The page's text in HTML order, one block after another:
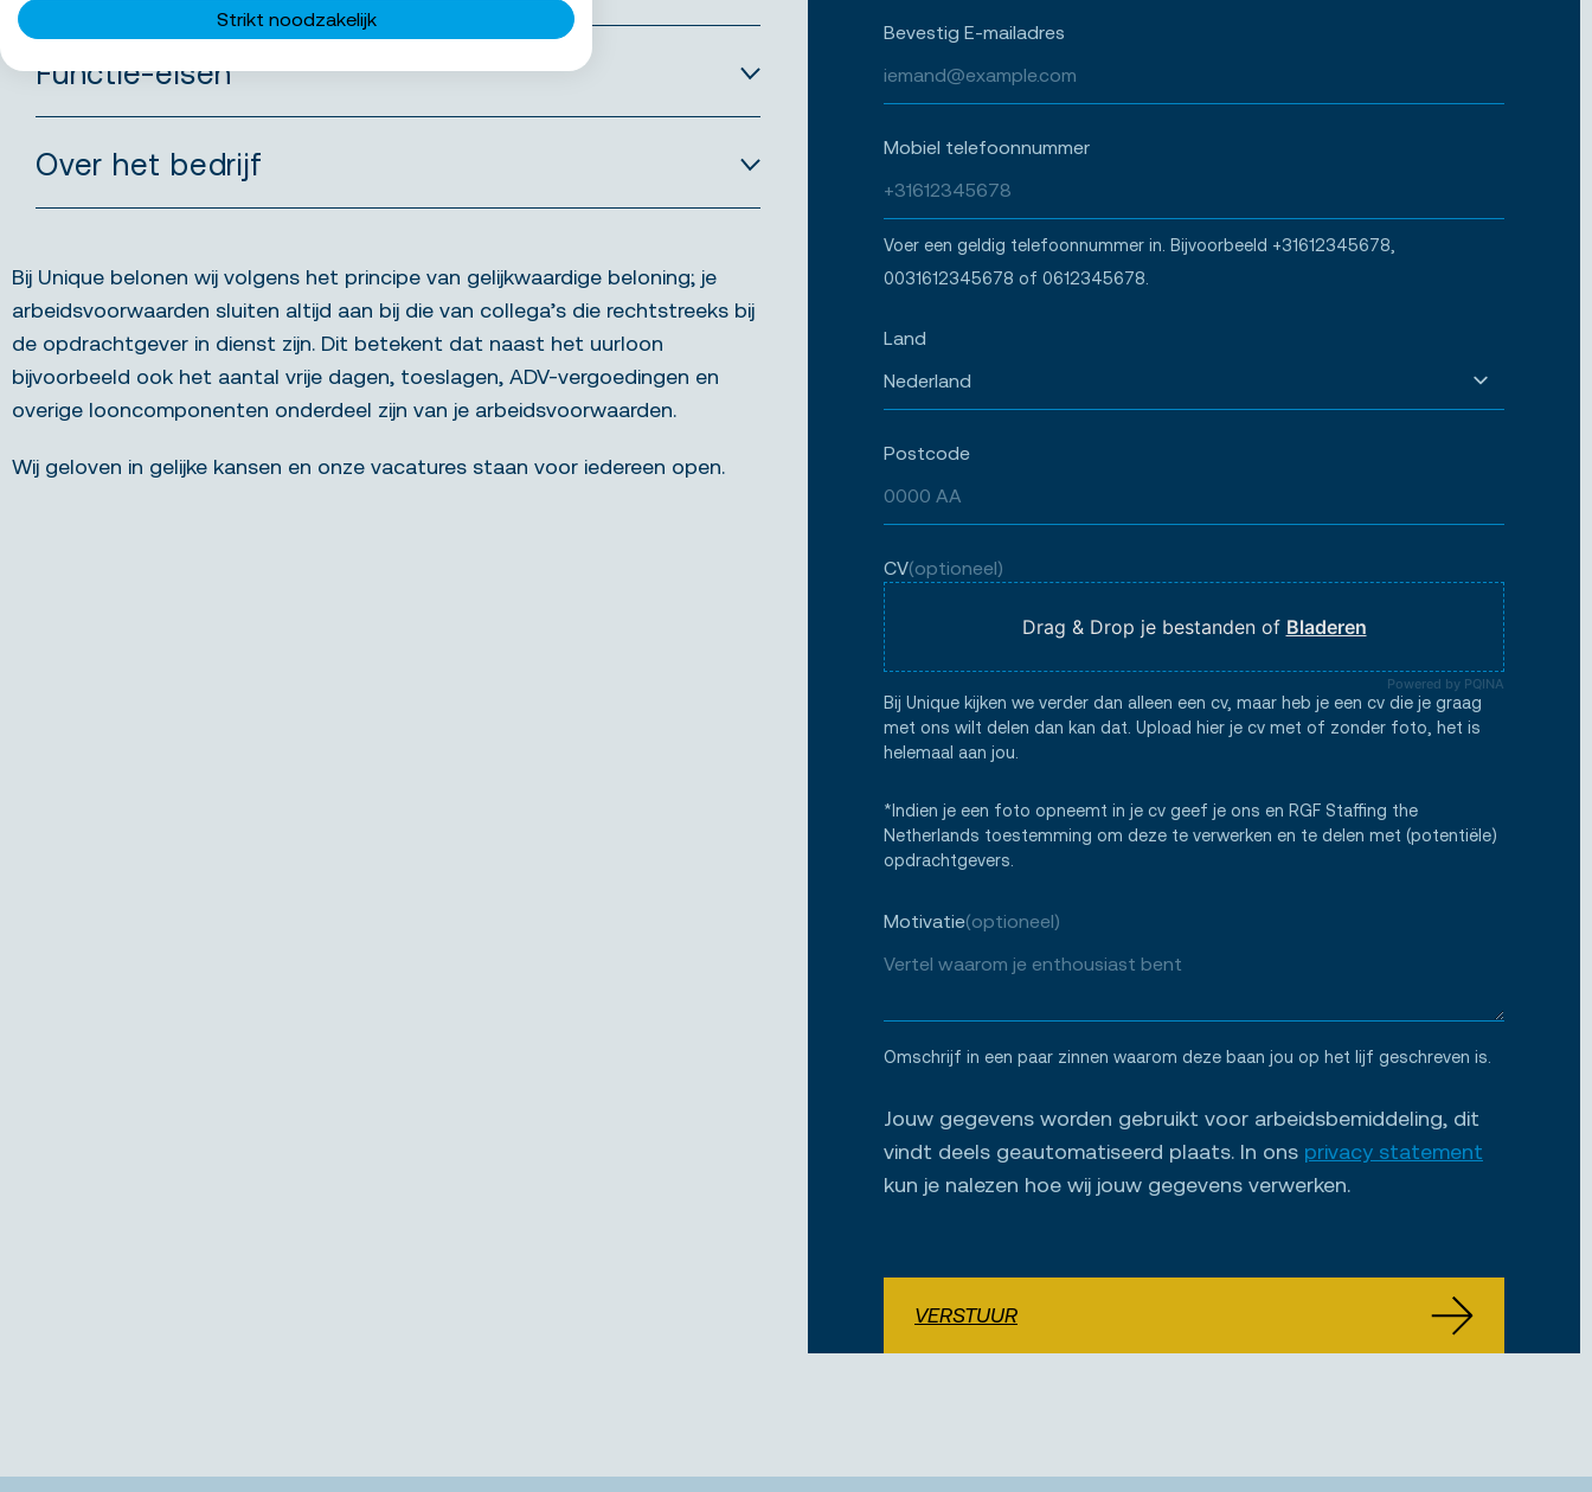
Functie-eisen
Over het bedrijf
Bij Unique belonen wij volgens het principe van gelijkwaardige beloning; je
arbeidsvoorwaarden sluiten altijd aan bij die van collega’s die rechtstreeks bij
de opdrachtgever in dienst zijn. Dit betekent dat naast het uurloon
bijvoorbeeld ook het aantal vrije dagen, toeslagen, ADV-vergoedingen en
overige looncomponenten onderdeel zijn van je arbeidsvoorwaarden.
Wij geloven in gelijke kansen en onze vacatures staan voor iedereen open.
Bevestig E-mailadres
Mobiel telefoonnummer
Voer een geldig telefoonnummer in. Bijvoorbeeld +31612345678,
0031612345678 of 0612345678.
Land
Postcode
CV(optioneel)
Powered by PQINA
Drag & Drop je bestanden of Bladeren
Bij Unique kijken we verder dan alleen een cv, maar heb je een cv die je graag
met ons wilt delen dan kan dat. Upload hier je cv met of zonder foto, het is
helemaal aan jou.
*Indien je een foto opneemt in je cv geef je ons en RGF Staffing the
Netherlands toestemming om deze te verwerken en te delen met (potentiële)
opdrachtgevers.
Motivatie(optioneel)
Omschrijf in een paar zinnen waarom deze baan jou op het lijf geschreven is.
Jouw gegevens worden gebruikt voor arbeidsbemiddeling, dit
vindt deels geautomatiseerd plaats. In ons privacy statement
kun je nalezen hoe wij jouw gegevens verwerken.
VERSTUUR
Strikt noodzakelijk